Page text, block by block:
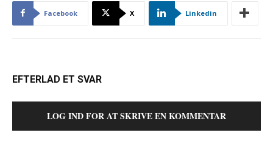
Facebook X Linkedin
EFTERLAD ET SVAR
LOG IND FOR AT SKRIVE EN KOMMENTAR